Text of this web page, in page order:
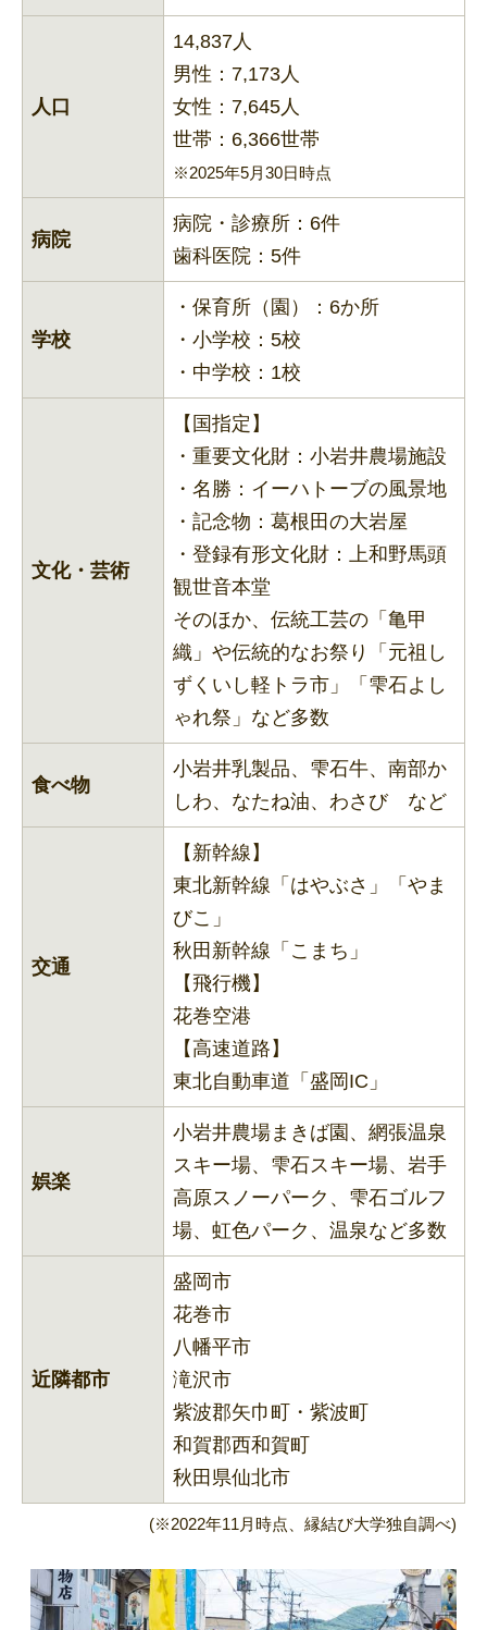
人口
14,837人
男性：7,173人
女性：7,645人
世帯：6,366世帯
※2025年5月30日時点
病院
病院・診療所：6件
歯科医院：5件
学校
・保育所（園）：6か所
・小学校：5校
・中学校：1校
文化・芸術
【国指定】
・重要文化財：小岩井農場施設
・名勝：イーハトーブの風景地
・記念物：葛根田の大岩屋
・登録有形文化財：上和野馬頭
観世音本堂
そのほか、伝統工芸の「亀甲
織」や伝統的なお祭り「元祖し
ずくいし軽トラ市」「雫石よし
ゃれ祭」など多数
食べ物
小岩井乳製品、雫石牛、南部か
しわ、なたね油、わさび など
交通
【新幹線】
東北新幹線「はやぶさ」「やま
びこ」
秋田新幹線「こまち」
【飛行機】
花巻空港
【高速道路】
東北自動車道「盛岡IC」
娯楽
小岩井農場まきば園、網張温泉
スキー場、雫石スキー場、岩手
高原スノーパーク、雫石ゴルフ
場、虹色パーク、温泉など多数
近隣都市
盛岡市
花巻市
八幡平市
滝沢市
紫波郡矢巾町・紫波町
和賀郡西和賀町
秋田県仙北市
(※2022年11月時点、縁結び大学独自調べ)